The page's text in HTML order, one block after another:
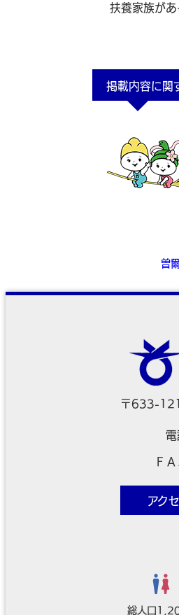
扶養家族が
掲載内容に関
曽
〒633-
電
ＦＡ
アク
総人口